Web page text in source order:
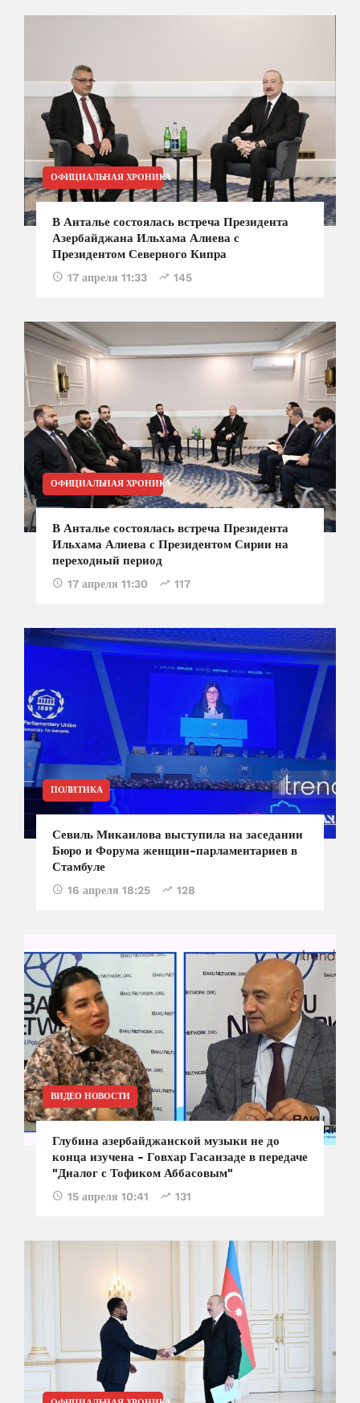
ОФИЦИАЛЬНАЯ ХРОНИКА
В Анталье состоялась встреча Президента
Азербайджана Ильхама Алиева с
Президентом Северного Кипра
17 апреля 11:33 145
ОФИЦИАЛЬНАЯ ХРОНИКА
В Анталье состоялась встреча Президента
Ильхама Алиева с Президентом Сирии на
переходный период
17 апреля 11:30 117
ПОЛИТИКА
Севиль Микаилова выступила на заседании
Бюро и Форума женщин-парламентариев в
Стамбуле
16 апреля 18:25 128
ВИДЕО НОВОСТИ
Глубина азербайджанской музыки не до
конца изучена - Говхар Гасанзаде в передаче
"Диалог с Тофиком Аббасовым"
15 апреля 10:41 131